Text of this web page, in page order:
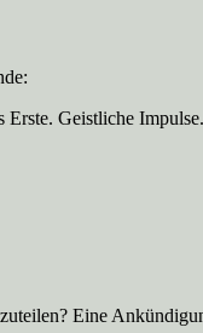
Geistliche
Eine